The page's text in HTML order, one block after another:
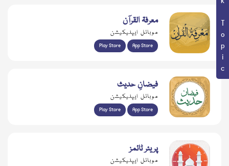
معرفۃ القرآن
موبائل ایپلیکیشن
Play Store App Store
فیضانِ حدیث
موبائل ایپلیکیشن
Play Store App Store
پریئر ٹائمز
موبائل ایپلیکیشن